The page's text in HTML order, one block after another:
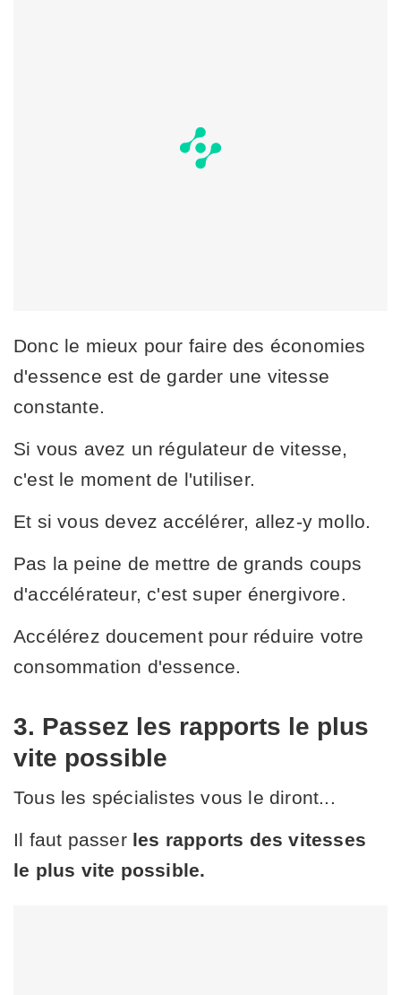
Donc le mieux pour faire des économies
d'essence est de garder une vitesse
constante.
Si vous avez un régulateur de vitesse,
c'est le moment de l'utiliser.
Et si vous devez accélérer, allez-y mollo.
Pas la peine de mettre de grands coups
d'accélérateur, c'est super énergivore.
Accélérez doucement pour réduire votre
consommation d'essence.
3. Passez les rapports le plus
vite possible
Tous les spécialistes vous le diront...
Il faut passer les rapports des vitesses
le plus vite possible.